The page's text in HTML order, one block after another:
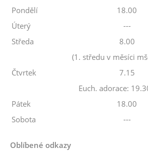
Pondělí
18.00
Úterý
---
Středa
8.00
(1. středu v měsíci
Čtvrtek
7.15
Euch. adorace:
Pátek
18.00
Sobota
---
Oblíbené odkazy